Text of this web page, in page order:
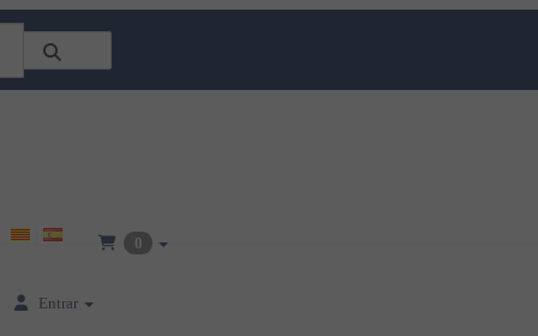
0
Entrar